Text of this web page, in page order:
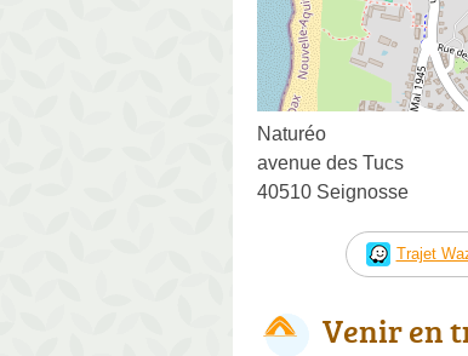
Naturéo
avenue des Tucs
40510 Seignosse
Trajet
Venir en